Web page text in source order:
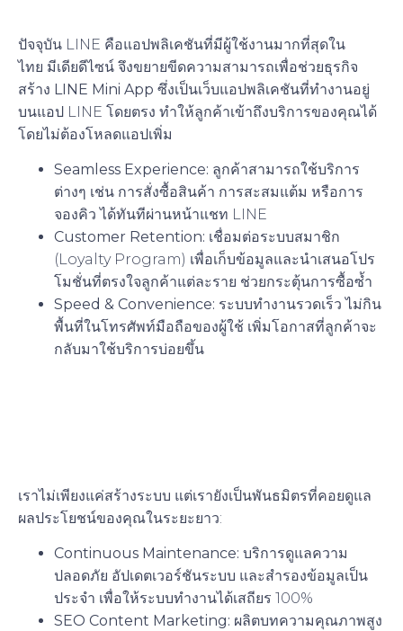
ปัจจุบัน LINE คือแอปพลิเคชันที่มีผู้ใช้งานมากที่สุดใน
ไทย มีเดียดีไซน์ จึงขยายขีดความสามารถเพื่อช่วยธุรกิจ
สร้าง LINE Mini App ซึ่งเป็นเว็บแอปพลิเคชันที่ทำงานอยู่
บนแอป LINE โดยตรง ทำให้ลูกค้าเข้าถึงบริการของคุณได้
โดยไม่ต้องโหลดแอปเพิ่ม
Seamless Experience: ลูกค้าสามารถใช้บริการ
ต่างๆ เช่น การสั่งซื้อสินค้า การสะสมแต้ม หรือการ
จองคิว ได้ทันทีผ่านหน้าแชท LINE
Customer Retention: เชื่อมต่อระบบสมาชิก
(Loyalty Program) เพื่อเก็บข้อมูลและนำเสนอโปร
โมชั่นที่ตรงใจลูกค้าแต่ละราย ช่วยกระตุ้นการซื้อซ้ำ
Speed & Convenience: ระบบทำงานรวดเร็ว ไม่กิน
พื้นที่ในโทรศัพท์มือถือของผู้ใช้ เพิ่มโอกาสที่ลูกค้าจะ
กลับมาใช้บริการบ่อยขึ้น
เราไม่เพียงแค่สร้างระบบ แต่เรายังเป็นพันธมิตรที่คอยดูแล
ผลประโยชน์ของคุณในระยะยาว:
Continuous Maintenance: บริการดูแลความ
ปลอดภัย อัปเดตเวอร์ชันระบบ และสำรองข้อมูลเป็น
ประจำ เพื่อให้ระบบทำงานได้เสถียร 100%
SEO Content Marketing: ผลิตบทความคุณภาพสูง